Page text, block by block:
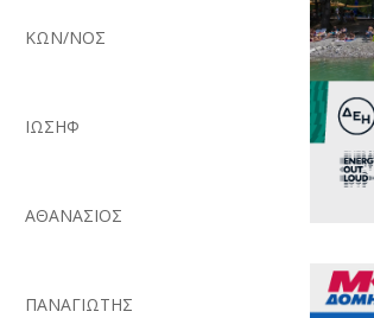
ΚΩΝ/ΝΟΣ
ΙΩΣΗΦ
ΑΘΑΝΑΣΙΟΣ
ΠΑΝΑΓΙΩΤΗΣ